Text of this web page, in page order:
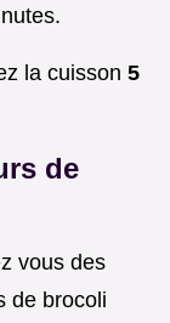
la cuisson 5
de
vous des
de brocoli